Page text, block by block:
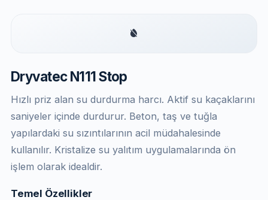
Dryvatec N111 Stop
Hızlı priz alan su durdurma harcı. Aktif su kaçaklarını
saniyeler içinde durdurur. Beton, taş ve tuğla
yapılardaki su sızıntılarının acil müdahalesinde
kullanılır. Kristalize su yalıtım uygulamalarında ön
işlem olarak idealdir.
Temel Özellikler